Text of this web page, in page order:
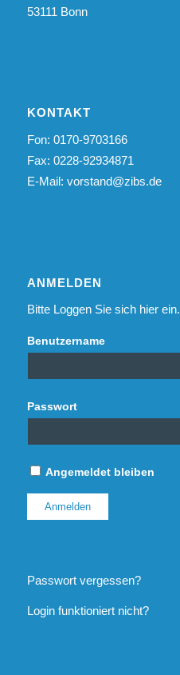
53111 Bonn
KONTAKT
Fon: 0170-9703166
Fax: 0228-92934871
E-Mail: vorstand@zibs.de
ANMELDEN
Bitte Loggen Sie sich hier ein.
Benutzername
Passwort
Angemeldet bleiben
Passwort vergessen?
Login funktioniert nicht?